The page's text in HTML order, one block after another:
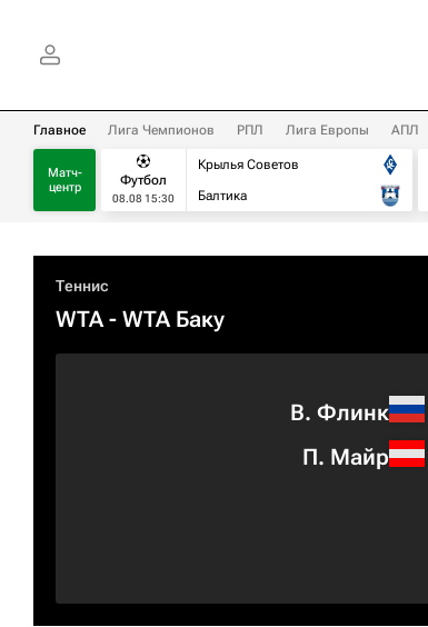
Главное Лига Чемпионов РПЛ Лига Европы АПЛ
Матч-
центр
Футбол
08.08 15:30
Крылья Советов
Балтика
Теннис
WTA- WTA Баку
В. Флинк
П. Майр